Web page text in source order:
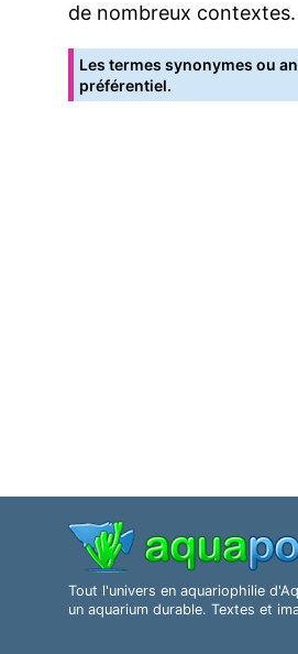
de nombreux contextes.
Les termes synonymes ou
préférentiel.
Tout l'univers en aquariophilie
un aquarium durable. Textes et